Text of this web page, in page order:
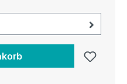
ausgewählt: